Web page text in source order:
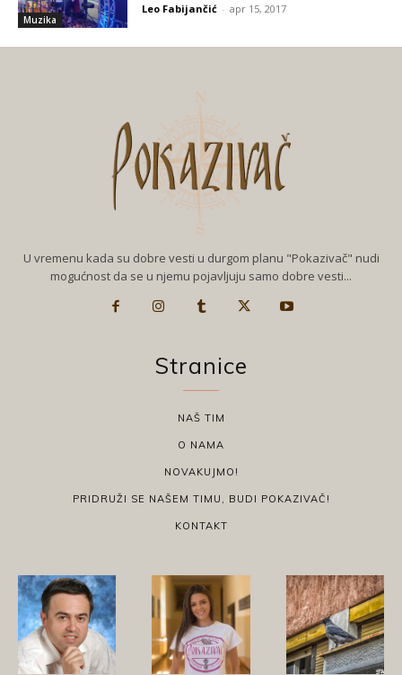
Muzika
Leo Fabijančić - apr 15, 2017
U vremenu kada su dobre vesti u durgom planu "Pokazivač" nudi
mogućnost da se u njemu pojavljuju samo dobre vesti...
Stranice
NAŠ TIM
O NAMA
NOVAKUJMO!
PRIDRUŽI SE NAŠEM TIMU, BUDI POKAZIVAČ!
KONTAKT